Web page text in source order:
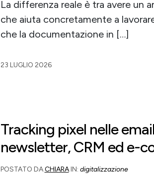
La differenza reale è tra avere un
che aiuta concretamente a
che la documentazione in […]
23 LUGLIO 2026
Tracking pixel nelle
newsletter, CRM ed e-
POSTATO DACHIARAIN: digitalizzazione